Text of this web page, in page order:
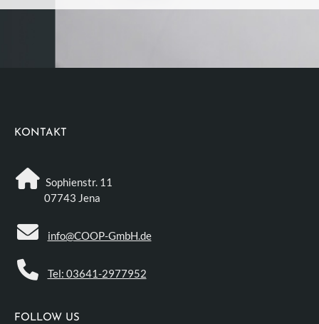
KONTAKT
Sophienstr. 11
07743 Jena
info@COOP-GmbH.de
Tel: 03641-2977952
FOLLOW US